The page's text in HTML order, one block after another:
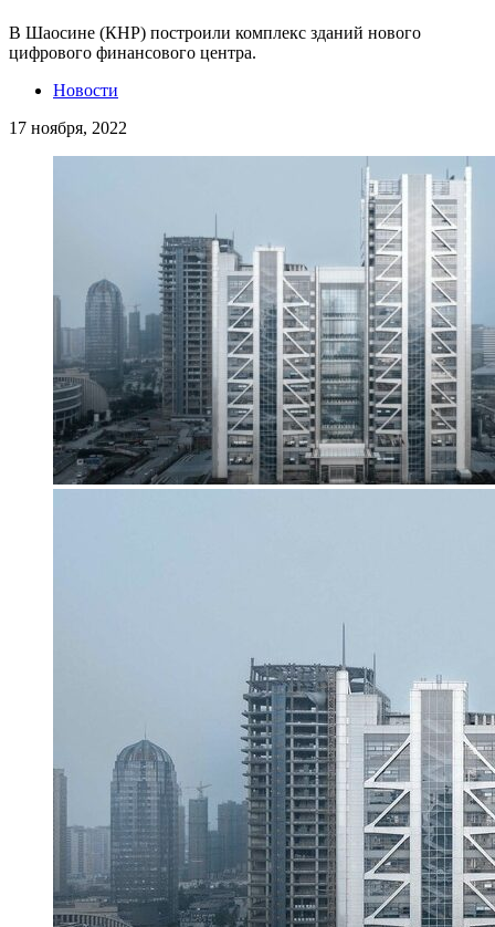
В Шаосине (КНР) построили комплекс зданий нового
цифрового финансового центра.
Новости
17 ноября, 2022